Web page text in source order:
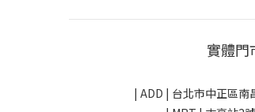
實體門
| ADD | 台北市中正區南